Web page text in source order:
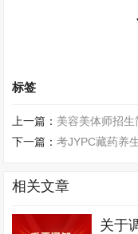
标签
上一篇： 美容美体师招生
下一篇：考JYPC藏药养
相关文章
关于